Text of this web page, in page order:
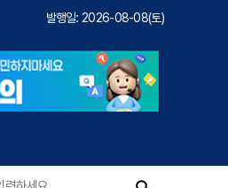
발행일: 2026-08-08(토)